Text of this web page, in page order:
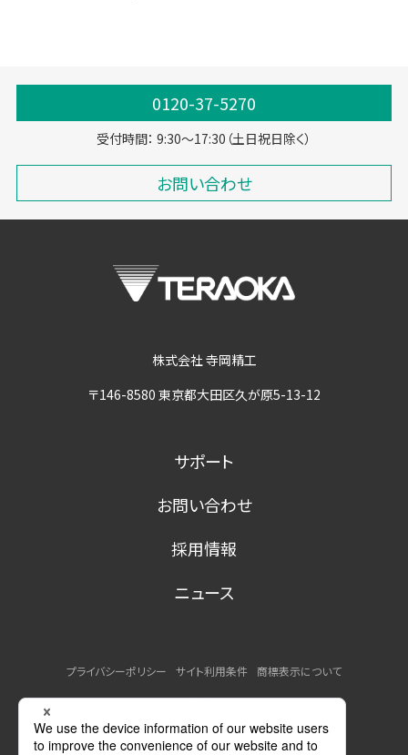
0120-37-5270
受付時間： 9:30～17:30（土日祝日除く）
お問い合わせ
株式会社 寺岡精工
〒146-8580 東京都大田区久が原5-13-12
サポート
お問い合わせ
採用情報
ニュース
プライバシーポリシー サイト利用条件
商標表示について
MSDSの提供について